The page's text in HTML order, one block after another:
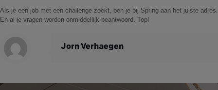
Als je een job met een challenge zoekt, ben je bij Spring aan het juiste adres.
En al je vragen worden onmiddellijk beantwoord. Top!
Jorn Verhaegen